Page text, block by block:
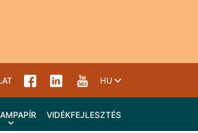
HU
VIDÉKFEJLESZTÉS